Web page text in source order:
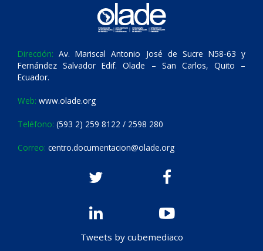
Dirección: Av. Mariscal Antonio José de Sucre N58-63 y
Fernández Salvador Edif. Olade – San Carlos, Quito –
Ecuador.
Web: www.olade.org
Teléfono: (593 2) 259 8122 / 2598 280
Correo: centro.documentacion@olade.org
Tweets by cubemediaco